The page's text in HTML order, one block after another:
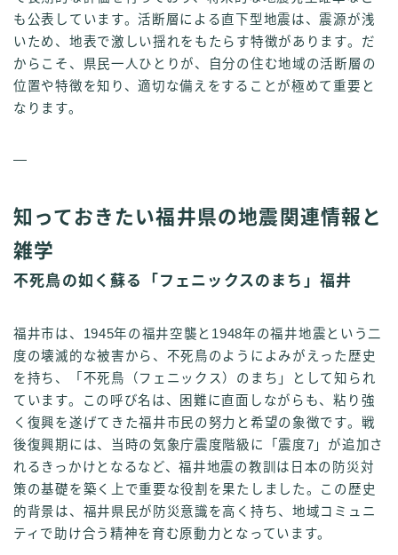
も公表しています。活断層による直下型地震は、震源が浅
いため、地表で激しい揺れをもたらす特徴があります。だ
からこそ、県民一人ひとりが、自分の住む地域の活断層の
位置や特徴を知り、適切な備えをすることが極めて重要と
なります。
—
知っておきたい福井県の地震関連情報と
雑学
不死鳥の如く蘇る「フェニックスのまち」福井
福井市は、1945年の福井空襲と1948年の福井地震という二
度の壊滅的な被害から、不死鳥のようによみがえった歴史
を持ち、「不死鳥（フェニックス）のまち」として知られ
ています。この呼び名は、困難に直面しながらも、粘り強
く復興を遂げてきた福井市民の努力と希望の象徴です。戦
後復興期には、当時の気象庁震度階級に「震度7」が追加さ
れるきっかけとなるなど、福井地震の教訓は日本の防災対
策の基礎を築く上で重要な役割を果たしました。この歴史
的背景は、福井県民が防災意識を高く持ち、地域コミュニ
ティで助け合う精神を育む原動力となっています。